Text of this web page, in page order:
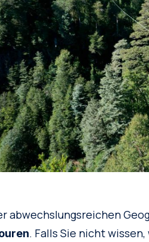
abwechslungsreichen
. Falls Sie nicht